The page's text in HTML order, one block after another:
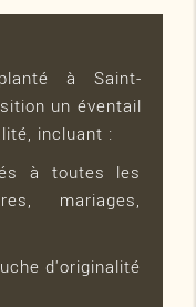
à Saint-
un éventail
incluant :
à toutes les
mariages,
d'originalité